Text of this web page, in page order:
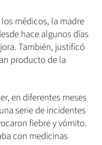
médicos, la madre
hace algunos días
También, justificó
producto de la
en diferentes meses
serie de incidentes
fiebre y vómito.
con medicinas